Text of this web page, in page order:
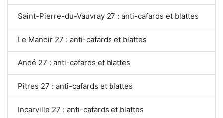
Saint-Pierre-du-Vauvray 27 : anti-cafards et blattes
Le Manoir 27 : anti-cafards et blattes
Andé 27 : anti-cafards et blattes
Pîtres 27 : anti-cafards et blattes
Incarville 27 : anti-cafards et blattes